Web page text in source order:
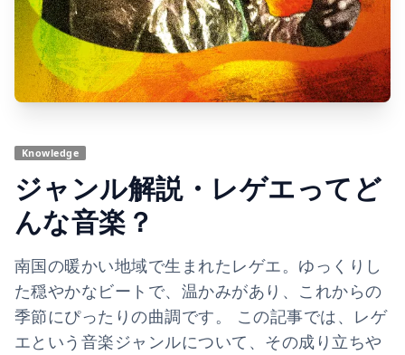
Knowledge
ジャンル解説・レゲエってど
んな音楽？
南国の暖かい地域で生まれたレゲエ。ゆっくりし
た穏やかなビートで、温かみがあり、これからの
季節にぴったりの曲調です。 この記事では、レゲ
エという音楽ジャンルについて、その成り立ちや